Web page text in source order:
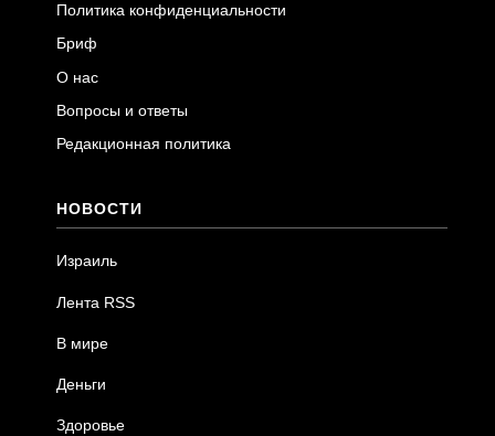
Политика конфиденциальности
Бриф
О нас
Вопросы и ответы
Редакционная политика
НОВОСТИ
Израиль
Лента RSS
В мире
Деньги
Здоровье